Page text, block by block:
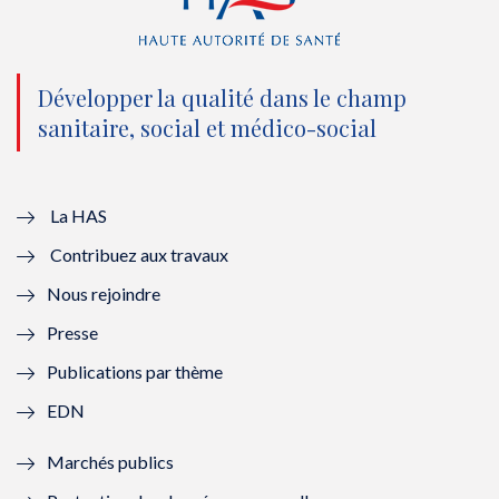
n
o
u
l
l
f
n
k
(
n
o
e
e
(
n
o
u
(
n
o
Développer la qualité dans le champ
sanitaire, social et médico-social
La HAS
Contribuez aux travaux
Nous rejoindre
Presse
Publications par thème
EDN
Marchés publics